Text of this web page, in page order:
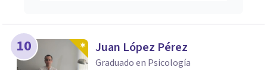
10 Juan López Pérez
Graduado en Psicología